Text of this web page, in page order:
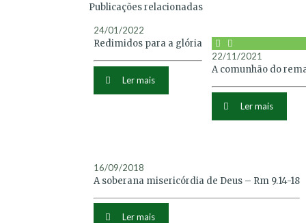
Publicações relacionadas
24/01/2022
Redimidos para a glória
Ler mais
22/11/2021
A comunhão do
Ler mais
16/09/2018
A soberana misericórdia de Deus – Rm 9.14-18
Ler mais